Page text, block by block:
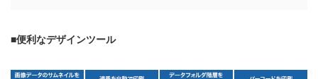
■便利なデザインツール